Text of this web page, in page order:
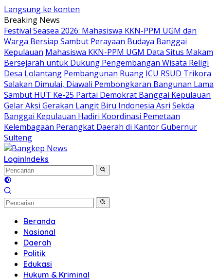
Langsung ke konten
Breaking News
Festival Seasea 2026: Mahasiswa KKN-PPM UGM dan
Warga Bersiap Sambut Perayaan Budaya Banggai
Kepulauan Mahasiswa KKN-PPM UGM Data Situs Makam
Bersejarah untuk Dukung Pengembangan Wisata Religi
Desa Lolantang Pembangunan Ruang ICU RSUD Trikora
Salakan Dimulai, Diawali Pembongkaran Bangunan Lama
Sambut HUT Ke-25 Partai Demokrat Banggai Kepulauan
Gelar Aksi Gerakan Langit Biru Indonesia Asri Sekda
Banggai Kepulauan Hadiri Koordinasi Pemetaan
Kelembagaan Perangkat Daerah di Kantor Gubernur
Sulteng
LoginIndeks
Beranda
Nasional
Daerah
Politik
Edukasi
Hukum & Kriminal